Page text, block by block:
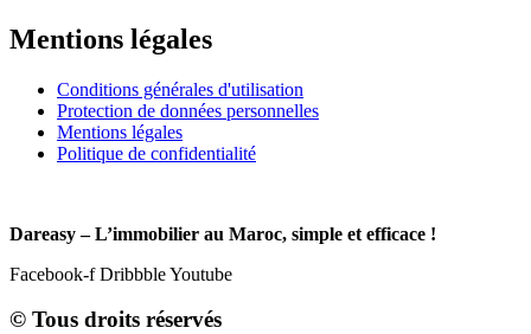
Mentions légales
Conditions générales d'utilisation
Protection de données personnelles
Mentions légales
Politique de confidentialité
Dareasy – L’immobilier au Maroc, simple et efficace !
Facebook-f DribbbleYoutube
© Tous droits réservés